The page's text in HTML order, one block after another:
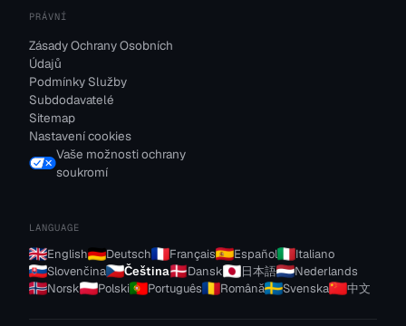
PRÁVNÍ
Zásady Ochrany Osobních
Údajů
Podmínky Služby
Subdodavatelé
Sitemap
Nastavení cookies
Vaše možnosti ochrany
soukromí
LANGUAGE
English Deutsch Français Español
Italiano
Slovenčina
Čeština Dansk 日本語
Nederlands
Norsk
Polski Português Română Svenska 中文